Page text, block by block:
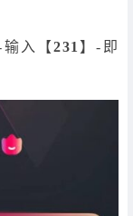
输入【231 】-即